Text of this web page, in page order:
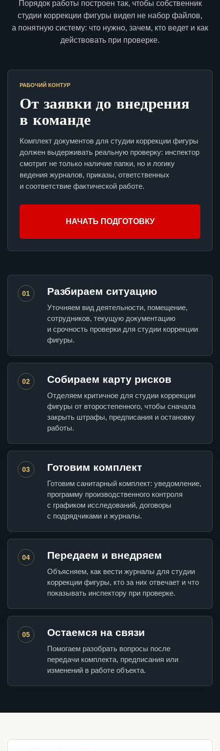
Порядок работы построен так, чтобы собственник
студии коррекции фигуры видел не набор файлов,
а понятную систему: что нужно, зачем, кто ведет и как
действовать при проверке.
РАБОЧИЙ КОНТУР
От заявки до внедрения
в команде
Комплект документов для студии коррекции фигуры
должен выдерживать реальную проверку: инспектор
смотрит не только наличие папки, но и логику
ведения журналов, приказы, ответственных
и соответствие фактической работе.
НАЧАТЬ ПОДГОТОВКУ
01 Разбираем ситуацию
Уточняем вид деятельности, помещение,
сотрудников, текущую документацию
и срочность проверки для студии коррекции
фигуры.
02 Собираем карту рисков
Отделяем критичное для студии коррекции
фигуры от второстепенного, чтобы сначала
закрыть штрафы, предписания и остановку
работы.
03 Готовим комплект
Готовим санитарный комплект: уведомление,
программу производственного контроля
с графиком исследований, договоры
с подрядчиками и журналы.
04 Передаем и внедряем
Объясняем, как вести журналы для студии
коррекции фигуры, кто за них отвечает и что
показывать инспектору при проверке.
05 Остаемся на связи
Помогаем разобрать вопросы после
передачи комплекта, предписания или
изменений в работе объекта.